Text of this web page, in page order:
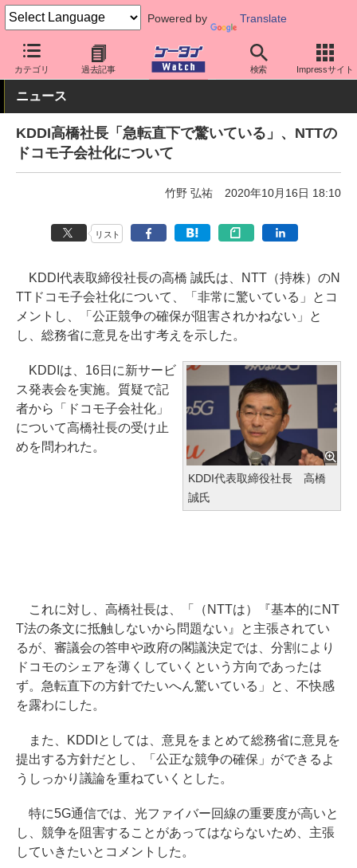
Powered by Translate
カテゴリ 過去記事 検索 Impressサイト
ケータイ Watch 業界動向 企業動向
ニュース
KDDI高橋社長「急転直下で驚いている」、NTTの
ドコモ子会社化について
竹野 弘祐 2020年10月16日 18:10
リスト
KDDI代表取締役社長の高橋 誠氏は、NTT（持株）のN
TTドコモ子会社化について、「非常に驚いている」とコ
メントし、「公正競争の確保が阻害されかねない」と
し、総務省に意見を出す考えを示した。
KDDI代表取締役社長 高橋
誠氏
KDDIは、16日に新サービ
ス発表会を実施。質疑で記
者から「ドコモ子会社化」
について高橋社長の受け止
めを問われた。
これに対し、高橋社長は、「（NTTは）『基本的にNT
T法の条文に抵触しないから問題ない』と主張されてい
るが、審議会の答申や政府の閣議決定では、分割により
ドコモのシェアを薄くしていくという方向であったは
ず。急転直下の方針でたいへん驚いている」と、不快感
を露わにした。
また、KDDIとしては、意見をまとめて総務省に意見を
提出する方針だとし、「公正な競争の確保」ができるよ
うしっかり議論を重ねていくとした。
特に5G通信では、光ファイバー回線の重要度が高いと
し、競争を阻害することがあってはならないため、主張
していきたいとコメントした。